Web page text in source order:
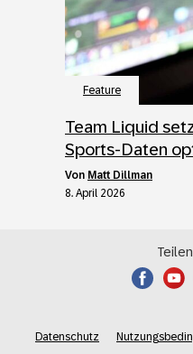
Feature
Team Liquid
Sports-Daten
von Matt Dillman
8. April 2026
Datenschutz